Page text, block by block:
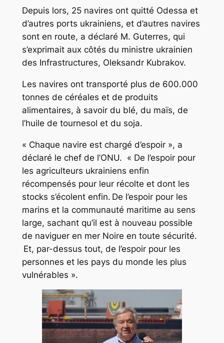
Depuis lors, 25 navires ont quitté Odessa et
d’autres ports ukrainiens, et d’autres navires
sont en route, a déclaré M. Guterres, qui
s’exprimait aux côtés du ministre ukrainien
des Infrastructures, Oleksandr Kubrakov.
Les navires ont transporté plus de 600.000
tonnes de céréales et de produits
alimentaires, à savoir du blé, du maïs, de
l’huile de tournesol et du soja.
« Chaque navire est chargé d’espoir », a
déclaré le chef de l’ONU. « De l’espoir pour
les agriculteurs ukrainiens enfin
récompensés pour leur récolte et dont les
stocks s’écolent enfin. De l’espoir pour les
marins et la communauté maritime au sens
large, sachant qu’il est à nouveau possible
de naviguer en mer Noire en toute sécurité.
Et, par-dessus tout, de l’espoir pour les
personnes et les pays du monde les plus
vulnérables ».